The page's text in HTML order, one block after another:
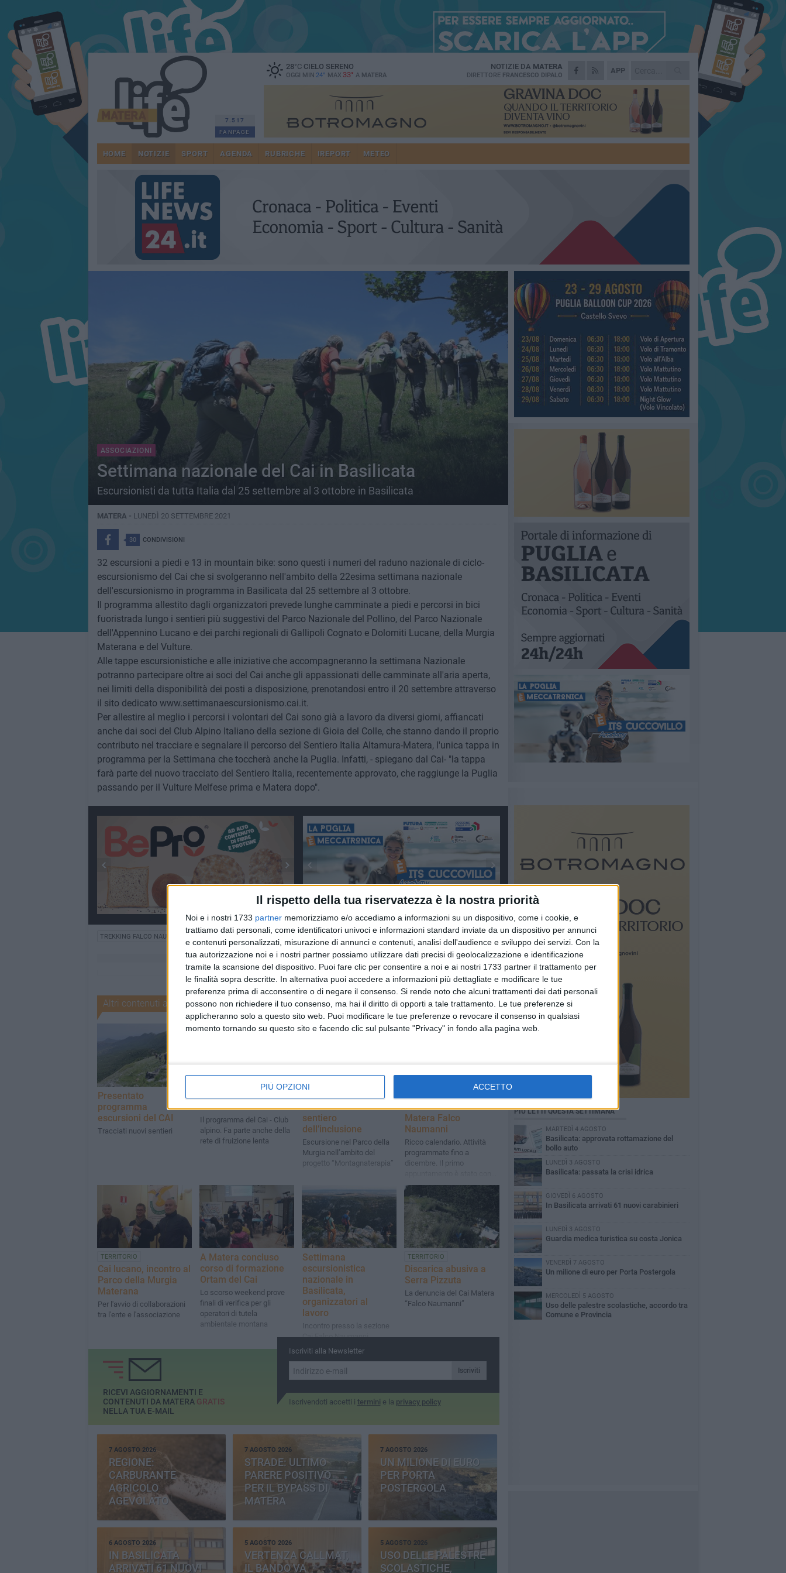
Il rispetto della tua riservatezza è la nostra priorità
Noi e i nostri 1733 partner memorizziamo e/o accediamo a informazioni su un dispositivo, come i cookie, e
trattiamo dati personali, come identificatori univoci e informazioni standard inviate da un dispositivo per annunci
e contenuti personalizzati, misurazione di annunci e contenuti, analisi dell'audience e sviluppo dei servizi. Con la
tua autorizzazione noi e i nostri partner possiamo utilizzare dati precisi di geolocalizzazione e identificazione
tramite la scansione del dispositivo. Puoi fare clic per consentire a noi e ai nostri 1733 partner il trattamento per
le finalità sopra descritte. In alternativa puoi accedere a informazioni più dettagliate e modificare le tue
preferenze prima di acconsentire o di negare il consenso. Si rende noto che alcuni trattamenti dei dati personali
possono non richiedere il tuo consenso, ma hai il diritto di opporti a tale trattamento. Le tue preferenze si
applicheranno solo a questo sito web. Puoi modificare le tue preferenze o revocare il consenso in qualsiasi
momento tornando su questo sito e facendo clic sul pulsante "Privacy" in fondo alla pagina web.
PIÙ OPZIONI ACCETTO
7.517
FANPAGE
28°CCIELO SERENO
OGGI MIN 24° MAX 33° A MATERA
APP
NOTIZIE DA MATERA
DIRETTORE FRANCESCO DIPALO
HOME NOTIZIE SPORT AGENDA RUBRICHE IREPORT METEO
ASSOCIAZIONI
Settimana nazionale del Cai in Basilicata
Escursionisti da tutta Italia dal 25 settembre al 3 ottobre in Basilicata
MATERA - LUNEDÌ 20 SETTEMBRE 2021
30 CONDIVISIONI
32 escursioni a piedi e 13 in mountain bike: sono questi i numeri del raduno nazionale di ciclo-
escursionismo del Cai che si svolgeranno nell'ambito della 22esima settimana nazionale
dell'escursionismo in programma in Basilicata dal 25 settembre al 3 ottobre.
Il programma allestito dagli organizzatori prevede lunghe camminate a piedi e percorsi in bici
fuoristrada lungo i sentieri più suggestivi del Parco Nazionale del Pollino, del Parco Nazionale
dell'Appennino Lucano e dei parchi regionali di Gallipoli Cognato e Dolomiti Lucane, della Murgia
Materana e del Vulture.
Alle tappe escursionistiche e alle iniziative che accompagneranno la settimana Nazionale
potranno partecipare oltre ai soci del Cai anche gli appassionati delle camminate all'aria aperta,
nei limiti della disponibilità dei posti a disposizione, prenotandosi entro il 20 settembre attraverso
il sito dedicato www.settimanaescursionismo.cai.it.
Per allestire al meglio i percorsi i volontari del Cai sono già a lavoro da diversi giorni, affiancati
anche dai soci del Club Alpino Italiano della sezione di Gioia del Colle, che stanno dando il proprio
contributo nel tracciare e segnalare il percorso del Sentiero Italia Altamura-Matera, l'unica tappa in
programma per la Settimana che toccherà anche la Puglia. Infatti, - spiegano dal Cai- "la tappa
farà parte del nuovo tracciato del Sentiero Italia, recentemente approvato, che raggiunge la Puglia
passando per il Vulture Melfese prima e Matera dopo".
TREKKING FALCO NAUMANNI
Altri contenuti a tema
Presentato
programma
escursioni del CAI
Tracciati nuovi sentieri
Escursioni e cammini,
un altro anno intenso
Il programma del Cai - Club
alpino. Fa parte anche della
rete di fruizione lenta
CAI Matera e
l’A.Ma.Sa.M. sul
sentiero
dell’inclusione
Escursione nel Parco della
Murgia nell’ambito del
progetto “Montagnaterapia”
Ripartono le
escursioni del Cai
Matera Falco
Naumanni
Ricco calendario. Attività
programmate fino a
dicembre. Il primo
la Murgia
TERRITORIO
Cai lucano, incontro al
Parco della Murgia
Materana
Per l'avvio di collaborazioni
tra l'ente e l'associazione
A Matera concluso
corso di formazione
Ortam del Cai
Lo scorso weekend prove
finali di verifica per gli
operatori di tutela
ambientale montana
Settimana
escursionistica
nazionale in
Basilicata,
organizzatori al
lavoro
Incontro presso la sezione
Cai Falco Naumanni
TERRITORIO
Discarica abusiva a
Serra Pizzuta
La denuncia del Cai Matera
“Falco Naumanni”
Iscriviti alla Newsletter
Iscriviti
Iscrivendoti accetti i termini e la privacy policy
RICEVI AGGIORNAMENTI E
CONTENUTI DA MATERA GRATIS
NELLA TUA E-MAIL
7 AGOSTO 2026
REGIONE:
CARBURANTE
AGRICOLO
AGEVOLATO
7 AGOSTO 2026
STRADE: ULTIMO
PARERE POSITIVO
PER IL BYPASS DI
MATERA
7 AGOSTO 2026
UN MILIONE DI EURO
PER PORTA
POSTERGOLA
6 AGOSTO 2026
IN BASILICATA
ARRIVATI 61 NUOVI
5 AGOSTO 2026
VERTENZA CALLMAT,
IL BANDO VA
5 AGOSTO 2026
USO DELLE PALESTRE
SCOLASTICHE,
PIÙ LETTI QUESTA SETTIMANA
MARTEDÌ 4 AGOSTO
Basilicata: approvata rottamazione del
bollo auto
LUNEDÌ 3 AGOSTO
Basilicata: passata la crisi idrica
GIOVEDÌ 6 AGOSTO
In Basilicata arrivati 61 nuovi carabinieri
LUNEDÌ 3 AGOSTO
Guardia medica turistica su costa Jonica
VENERDÌ 7 AGOSTO
Un milione di euro per Porta Postergola
MERCOLEDÌ 5 AGOSTO
Uso delle palestre scolastiche, accordo tra
Comune e Provincia